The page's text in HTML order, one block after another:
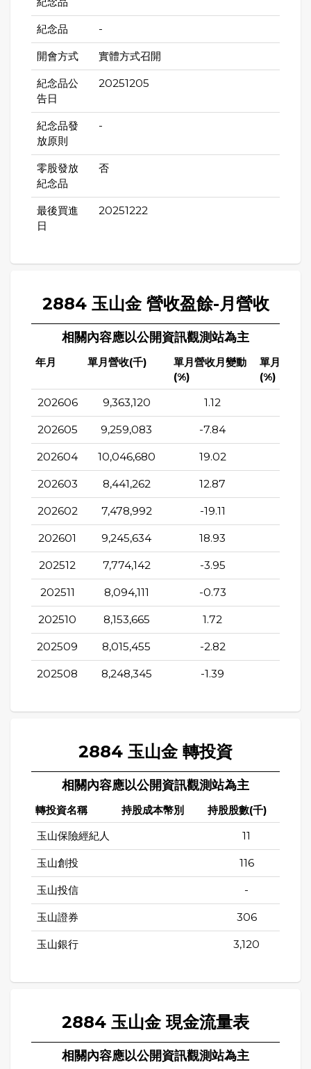
紀念品 -
開會方式 實體方式召開
紀念品公
告日
20251205
紀念品發
放原則
-
零股發放
紀念品
否
最後買進
日
20251222
2884 玉山金 營收盈餘-月營收
相關內容應以公開資訊觀測站為主
年月 單月營收(千)
單月營收月變動
(%)
單月營收
(%)
202606 9,363,120 1.12
202605 9,259,083 -7.84
202604 10,046,680 19.02
202603 8,441,262 12.87
202602 7,478,992 -19.11
202601 9,245,634 18.93
202512 7,774,142 -3.95
202511 8,094,111 -0.73
202510 8,153,665 1.72
202509 8,015,455 -2.82
202508 8,248,345 -1.39
2884 玉山金 轉投資
相關內容應以公開資訊觀測站為主
轉投資名稱 持股成本幣別 持股股數(千)
玉山保險經紀人 11
玉山創投 116
玉山投信 -
玉山證券 306
玉山銀行 3,120
2884 玉山金 現金流量表
相關內容應以公開資訊觀測站為主